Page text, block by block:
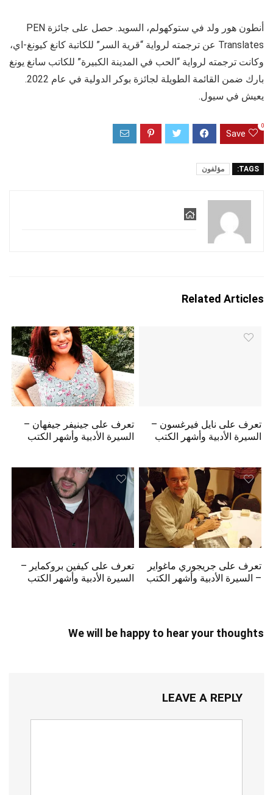
أنطون هور ولد في ستوكهولم، السويد. حصل على جائزة PEN
Translates عن ترجمته لرواية “قرية السر” للكاتبة كانغ كيونغ-اي،
وكانت ترجمته لرواية “الحب في المدينة الكبيرة” للكاتب سانغ يونغ
بارك ضمن القائمة الطويلة لجائزة بوكر الدولية في عام 2022.
يعيش في سيول.
Save
0
TAGS: مؤلفون
Related Articles
تعرف على نايل فيرغسون –
السيرة الأدبية وأشهر الكتب
تعرف على جينيفر جيفهان –
السيرة الأدبية وأشهر الكتب
تعرف على جريجوري ماغواير
– السيرة الأدبية وأشهر الكتب
تعرف على كيفين بروكماير –
السيرة الأدبية وأشهر الكتب
We will be happy to hear your thoughts
LEAVE A REPLY